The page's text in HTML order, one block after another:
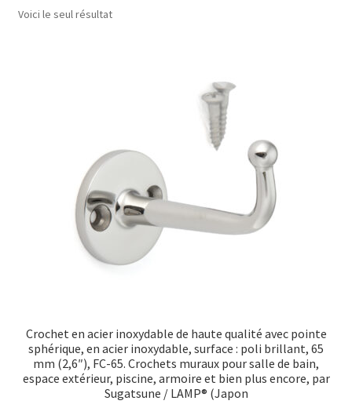
Contact
CONDITIONS GÉNÉRALES DE VENTE
Voici le seul résultat
Crochet en acier inoxydable de haute qualité avec pointe
sphérique, en acier inoxydable, surface : poli brillant, 65
mm (2,6″), FC-65. Crochets muraux pour salle de bain,
espace extérieur, piscine, armoire et bien plus encore, par
Sugatsune / LAMP® (Japon